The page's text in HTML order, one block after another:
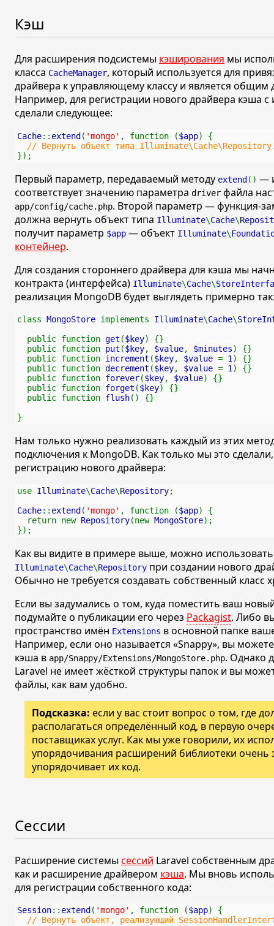
Кэш
Для расширения подсистемы кэширования мы
класса CacheManager, который используется для
драйвера к управляющему классу и является общим
Например, для регистрации нового драйвера кэша
сделали следующее:
Cache:: extend ( 'mongo' , function ($app) {
// Вернуть объект типа
});
Первый параметр, передаваемый методу extend () —
соответствует значению параметра driver файла
app/config/cache.php. Второй параметр — функция-
должна вернуть объект типа Illuminate\Cache\
получит параметр $app — объект Illuminate\
контейнер.
Для создания стороннего драйвера для кэша мы
контракта (интерфейса) Illuminate\Cache\
реализация MongoDB будет выглядеть примерно
class MongoStore implements Illuminate\Cache\
public function get ($key) {}
public function put ($key, $value, $minutes) {}
public function increment ($key, $value = 1) {}
public function decrement ($key, $value = 1) {}
public function forever($key, $value) {}
public function forget ($key) {}
public function flush() {}
}
Нам только нужно реализовать каждый из этих
подключения к MongoDB. Как только мы это
регистрацию нового драйвера:
use Illuminate\Cache\Repository;
Cache:: extend ( 'mongo' , function ($app) {
return new Repository(new MongoStore);
});
Как вы видите в примере выше, можно
Illuminate\Cache\Repository при создании нового
Обычно не требуется создавать собственный класс
Если вы задумались о том, куда поместить ваш
подумайте о публикации его через Packagist. Либо
пространство имён Extensions в основной папке
Например, если оно называется «Snappy», вы
кэша в app/Snappy/Extensions/MongoStore.php. Однако
Laravel не имеет жёсткой структуры папок и вы
файлы, как вам удобно.
Подсказка: если у вас стоит вопрос о том, где
располагаться определённый код, в первую
поставщиках услуг. Как мы уже говорили, их
упорядочивания расширений библиотеки очень
упорядочивает их код.
Сессии
Расширение системы сессий Laravel собственным
как и расширение драйвером кэша. Мы вновь
для регистрации собственного кода:
Session:: extend ( 'mongo' , function ($app) {
// Вернуть объект, реализующий